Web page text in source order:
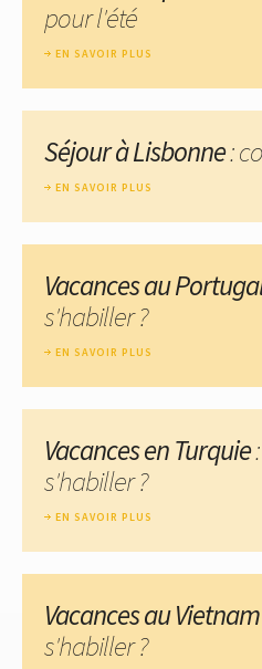
pour l'été
EN SAVOIR PLUS
Séjour à Lisbonne:
EN SAVOIR PLUS
Vacances au
s'habiller ?
EN SAVOIR PLUS
Vacances en Turquie
s'habiller ?
EN SAVOIR PLUS
Vacances au Vietnam
s'habiller ?